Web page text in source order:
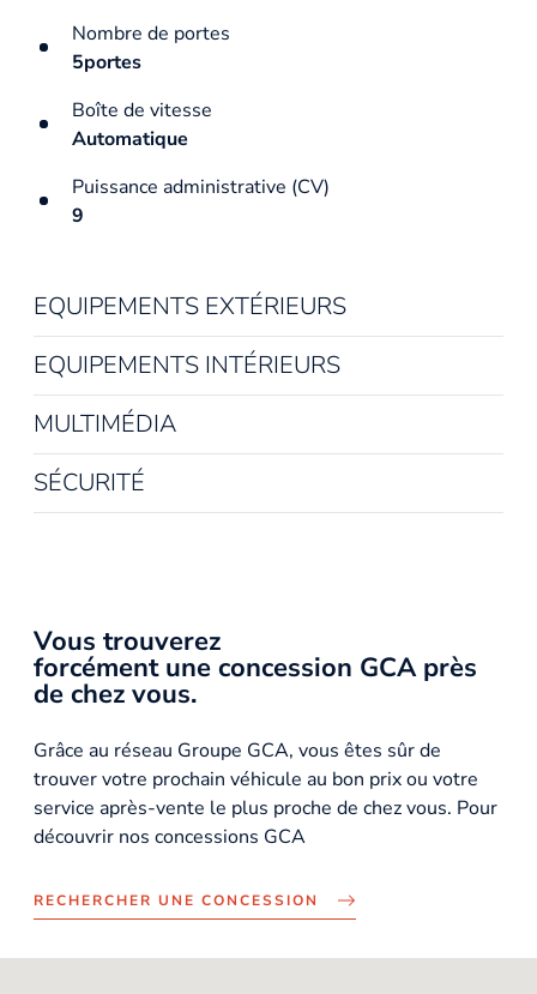
Nombre de portes
5portes
Boîte de vitesse
Automatique
Puissance administrative (CV)
9
EQUIPEMENTS EXTÉRIEURS
EQUIPEMENTS INTÉRIEURS
MULTIMÉDIA
SÉCURITÉ
Vous trouverez
forcément une concession GCA près
de chez vous.
Grâce au réseau Groupe GCA, vous êtes sûr de
trouver votre prochain véhicule au bon prix ou votre
service après-vente le plus proche de chez vous. Pour
découvrir nos concessions GCA
RECHERCHER UNE CONCESSION